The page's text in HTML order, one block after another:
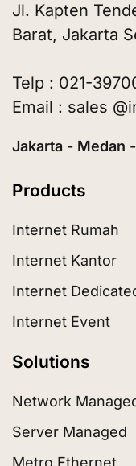
Jl. Kapten
Barat, Jakarta
Telp : 021-
Email : sales
Jakarta - Medan
Products
Internet Rumah
Internet Kantor
Internet
Internet Event
Solutions
Network
Server Managed
Metro Ethernet